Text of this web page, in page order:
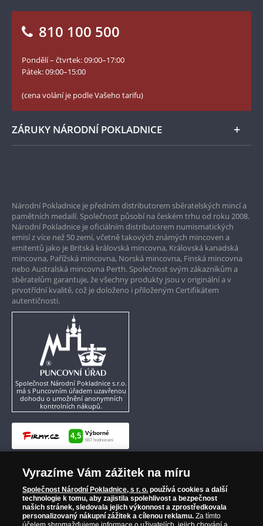
Numismatické novinky
Blog Pokladnice mincí
Facebook Národní Pokladnice
Twitter Národní Pokladnice
LinkedIn Národní Pokladnice
Instagram Národní Pokladnice
810 100 500
Pondělí – čtvrtek: 09:00–17:00
Pátek: 09:00–15:00
(cena volání je podle Vašeho tarifu)
ZÁRUKY NÁRODNÍ POKLADNICE
Garance nejvyšší kvality
Pouze originální produkty
Národní Pokladnice je předním distributorem sběratelských mincí a
pamětních medailí. Společnost působí na českém trhu od roku 2008.
Národní Pokladnice je oficiálním distributorem numismatických
emisí z více než 50 zemí, včetně takových známých mincoven a
emitentů jako je Britská královská mincovna, Královská kanadská
mincovna, Pařížská mincovna, Norská mincovna, Finská mincovna
nebo Australská mincovna Perth. Společnost svým zákazníkům a
sběratelům garantuje, že všechny produkty jsou v originální a v
prvotřídní kvalitě, což je doloženo i přiloženým Certifikátem
autentičnosti.
Společnost Národní Pokladnice s.r.o.
má s Puncovním úřadem uzavřenou
dohodu o umožnění anonymních
kontrolních nákupů.
Vyrazíme Vám zážitek na míru
Společnost Národní Pokladnice, s r. o. používá cookies a další
technologie k tomu, aby zajistila spolehlivost a bezpečnost
našich stránek, sledovala jejich výkonnost a zprostředkovala
personalizovaný nákupní zážitek a cílenou reklamu. Za tímto